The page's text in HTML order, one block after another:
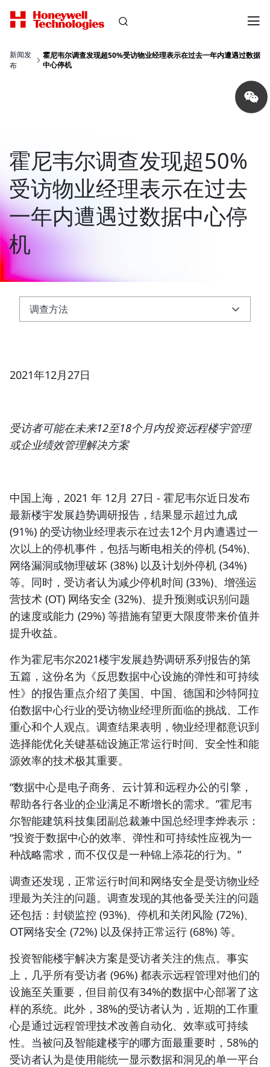
新闻发
布
霍尼韦尔调查发现超50%受访物业经理表示在过去一年内遭遇过数据
中心停机
Share
on
wechat
霍尼韦尔调查发现超50%
受访物业经理表示在过去
一年内遭遇过数据中心停
机
调查方法
关于霍尼韦尔智能建筑科技集团
2021年12月27日
受访者可能在未来12至18个月内投资远程楼宇管理
或企业绩效管理解决方案
中国上海，2021 年 12月 27日 - 霍尼韦尔近日发布
最新楼宇发展趋势调研报告，结果显示超过九成
(91%) 的受访物业经理表示在过去12个月内遭遇过一
次以上的停机事件，包括与断电相关的停机 (54%)、
网络漏洞或物理破坏 (38%) 以及计划外停机 (34%)
等。同时，受访者认为减少停机时间 (33%)、增强运
营技术 (OT) 网络安全 (32%)、提升预测或识别问题
的速度或能力 (29%) 等措施有望更大限度带来价值并
提升收益。
作为霍尼韦尔2021楼宇发展趋势调研系列报告的第
五篇，这份名为《反思数据中心设施的弹性和可持续
性》的报告重点介绍了美国、中国、德国和沙特阿拉
伯数据中心行业的受访物业经理所面临的挑战、工作
重心和个人观点。调查结果表明，物业经理都意识到
选择能优化关键基础设施正常运行时间、安全性和能
源效率的技术极其重要。
“数据中心是电子商务、云计算和远程办公的引擎，
帮助各行各业的企业满足不断增长的需求。”霍尼韦
尔智能建筑科技集团副总裁兼中国总经理李烨表示：
“投资于数据中心的效率、弹性和可持续性应视为一
种战略需求，而不仅仅是一种锦上添花的行为。”
调查还发现，正常运行时间和网络安全是受访物业经
理最为关注的问题。调查发现的其他备受关注的问题
还包括：封锁监控 (93%)、停机和关闭风险 (72%)、
OT网络安全 (72%) 以及保持正常运行 (68%) 等。
投资智能楼宇解决方案是受访者关注的焦点。事实
上，几乎所有受访者 (96%) 都表示远程管理对他们的
设施至关重要，但目前仅有34%的数据中心部署了这
样的系统。此外，38%的受访者认为，近期的工作重
心是通过远程管理技术改善自动化、效率或可持续
性。当被问及智能建楼宇的哪方面最重要时，58%的
受访者认为是使用能统一显示数据和洞见的单一平台